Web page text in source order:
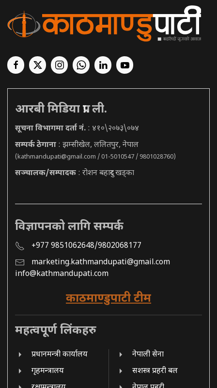
आरबी मिडिया प्रा. ली.
सूचना विभागमा दर्ता नं. : ४१०\२०७३\०७४
सम्पर्क ठेगाना : झम्सीखेल, ललितपुर, नेपाल
(kathmandupati@gmail.com / 01-5010547 / 9801028760)
सञ्चालक/सम्पादक : रोशन बहादुर खड्का
विज्ञापनको लागि सम्पर्क
+977 9851062648/9802068177
marketing.kathmandupati@gmail.com
info@kathmandupati.com
काठमाण्डुपाटी टीम
महत्वपूर्ण लिंकहरु
प्रधानमन्त्री कार्यालय
गृहमन्त्रालय
नेपाली सेना
सशस्त्र प्रहरी बल